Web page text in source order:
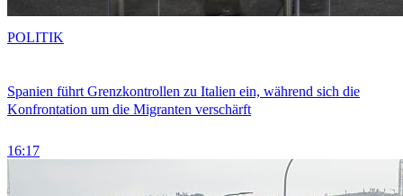
Spanien führt Grenzkontrollen zu Italien ein, während sich die
Konfrontation um die Migranten verschärft
16:17
POLITIK